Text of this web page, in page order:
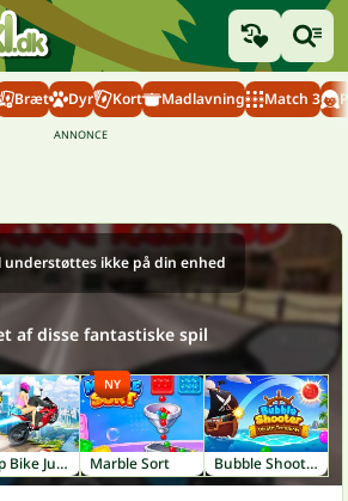
Bræt Dyr Kort Madlavning Match 3
understøttes ikke på din enhed
af disse fantastiske spil
Ramp Bike Jumping Marble Sort
NY
Bubble Shooter: Pirate Treasures